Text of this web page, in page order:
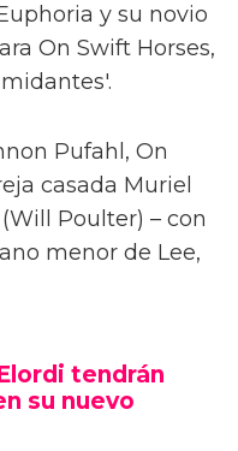
y su novio
On Swift Horses,
Pufahl, On
casada Muriel
Poulter) – con
menor de Lee,
tendrán
su nuevo